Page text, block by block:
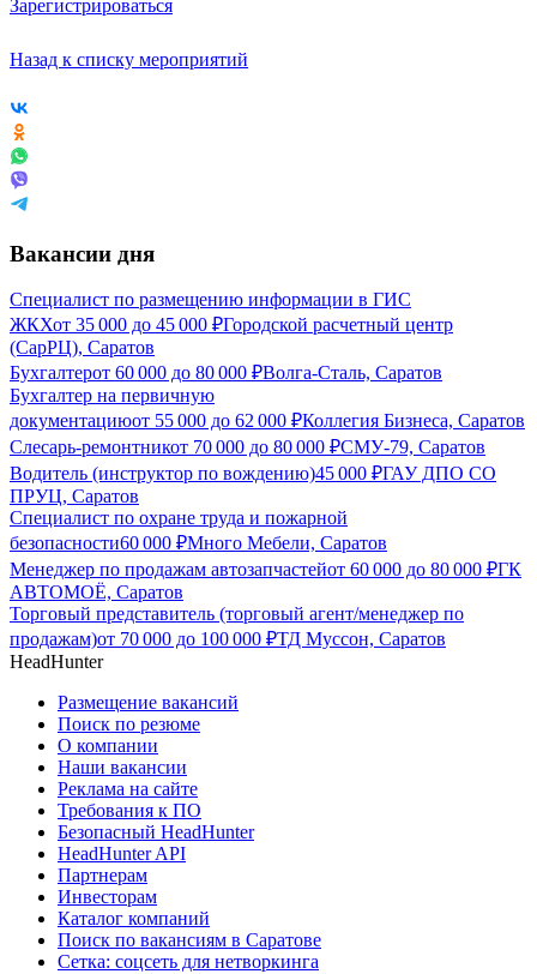
Зарегистрироваться
Назад к списку мероприятий
Вакансии дня
Специалист по размещению информации в ГИС
ЖКХот 35 000 до 45 000 ₽Городской расчетный центр
(СарРЦ), Саратов
Бухгалтерот 60 000 до 80 000 ₽Волга-Сталь, Саратов
Бухгалтер на первичную
документациюот 55 000 до 62 000 ₽Коллегия Бизнеса, Саратов
Слесарь-ремонтникот 70 000 до 80 000 ₽СМУ-79, Саратов
Водитель (инструктор по вождению)45 000 ₽ГАУ ДПО СО
ПРУЦ, Саратов
Специалист по охране труда и пожарной
безопасности60 000 ₽Много Мебели, Саратов
Менеджер по продажам автозапчастейот 60 000 до 80 000 ₽ГК
АВТОМОЁ, Саратов
Торговый представитель (торговый агент/менеджер по
продажам)от 70 000 до 100 000 ₽ТД Муссон, Саратов
HeadHunter
Размещение вакансий
Поиск по резюме
О компании
Наши вакансии
Реклама на сайте
Требования к ПО
Безопасный HeadHunter
HeadHunter API
Партнерам
Инвесторам
Каталог компаний
Поиск по вакансиям в Саратове
Сетка: соцсеть для нетворкинга